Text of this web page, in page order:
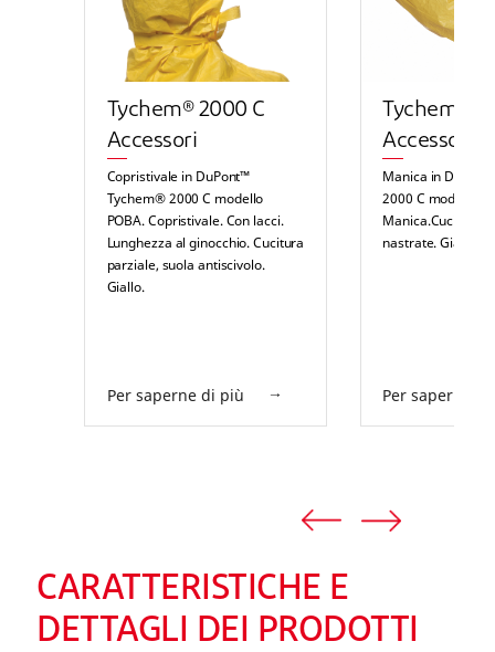
Tychem® 2000 C
Accessori
Copristivale in DuPont™
Tychem® 2000 C modello
POBA. Copristivale. Con lacci.
Lunghezza al ginocchio. Cucitura
parziale, suola antiscivolo.
Giallo.
Per saperne di più
Tychem®
Accessori
Manica in
2000 C modello
Manica.Cuciture
nastrate. Gialla.
Per saperne
CARATTERISTICHE E
DETTAGLI DEI PRODOTTI